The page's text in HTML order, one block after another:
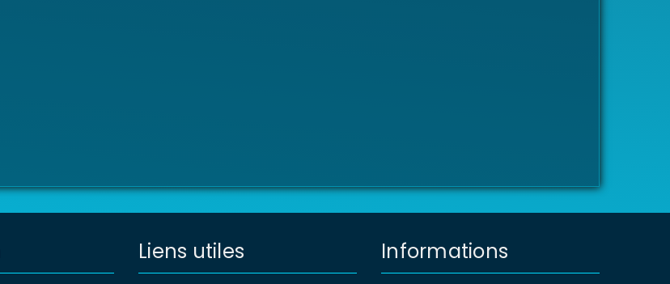
Liens utiles Informations